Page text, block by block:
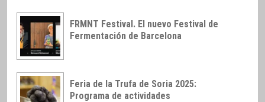
FRMNT Festival. El nuevo Festival de
Fermentación de Barcelona
Feria de la Trufa de Soria 2025:
Programa de actividades